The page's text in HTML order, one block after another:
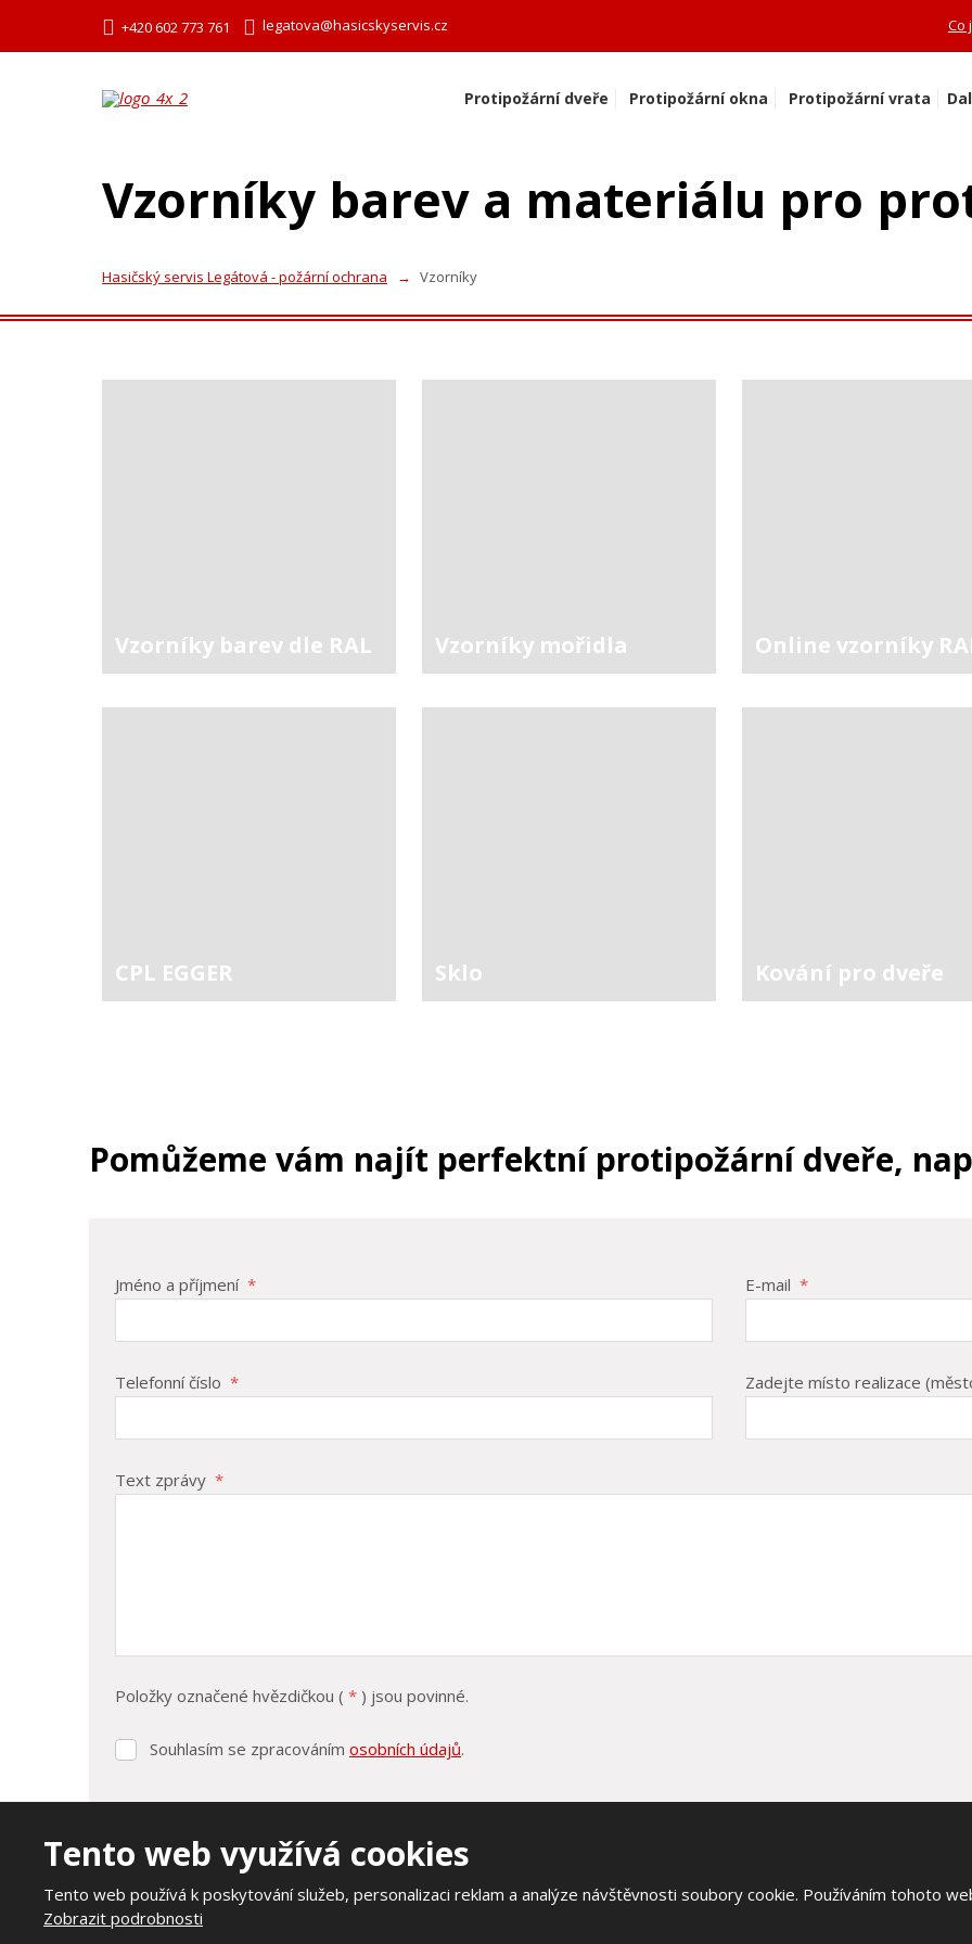
+420 602 773 761 legatova@hasicskyservis.cz Co
Protipožární dveře Protipožární okna Protipožární vrata
Vzorníky barev a materiálu pro
Hasičský servis Legátová - požární ochrana Vzorníky
Vzorníky barev dle RAL Vzorníky mořidla Online vzorníky
CPL EGGER Sklo Kování pro dveře
Pomůžeme vám najít perfektní protipožární dveře,
Jméno a příjmení *
Telefonní číslo *
E-mail *
Zadejte místo realizace
Text zprávy *
Položky označené hvězdičkou ( * ) jsou povinné.
Souhlasím
Souhlasím se zpracováním osobních údajů.
Formulář
nepodařilo
Tento web využívá cookies
Tento web používá k poskytování služeb, personalizaci reklam a analýze návštěvnosti soubory cookie. Používáním tohoto
Zobrazit podrobnosti